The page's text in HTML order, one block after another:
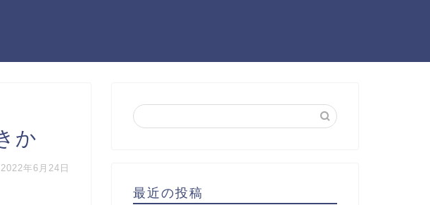
か
2022年6月24日
最近の投稿